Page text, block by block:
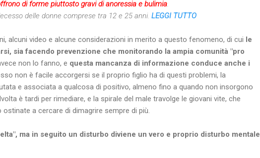
di forme piuttosto gravi di anoressia e bulimia
delle donne comprese tra 12 e 25 anni. LEGGI TUTTO
alcuni video e alcune considerazioni in merito a questo fenomeno, di cui le
sia facendo prevenzione che monitorando la ampia comunità "pro
non lo fanno, e questa mancanza di informazione conduce anche i
non è facile accorgersi se il proprio figlio ha di questi problemi, la
e associata a qualcosa di positivo, almeno fino a quando non insorgono
è tardi per rimediare, e la spirale del male travolge le giovani vite, che
a cercare di dimagrire sempre di più.
ma in seguito un disturbo diviene un vero e proprio disturbo mentale